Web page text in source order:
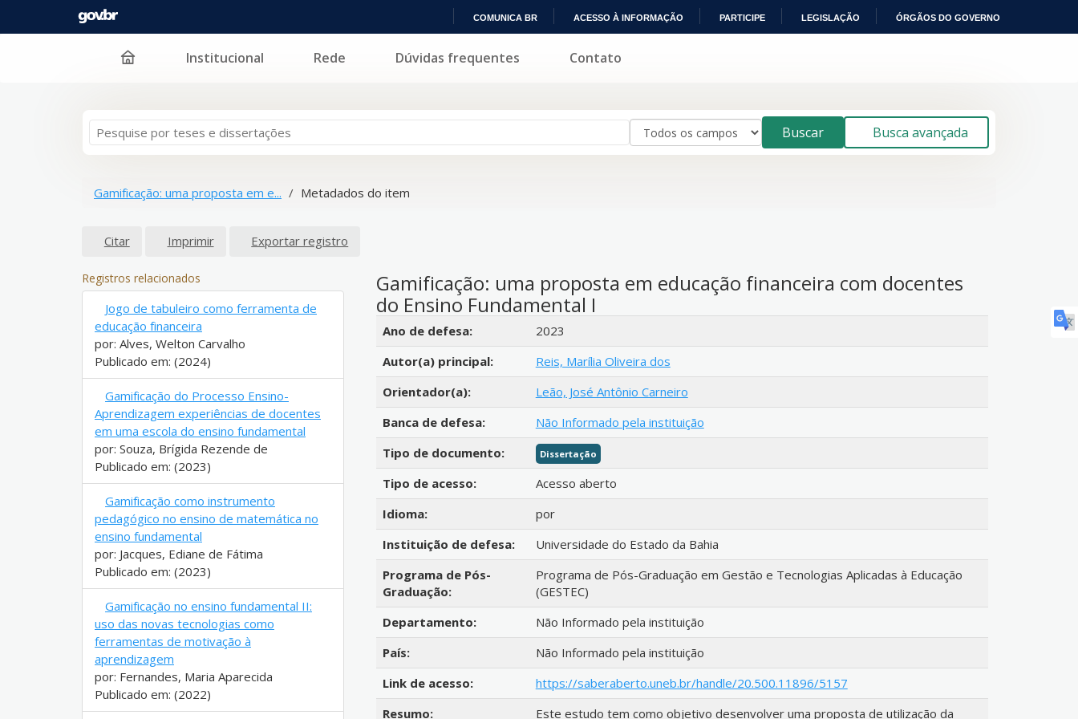
COMUNICA BR ACESSO À INFORMAÇÃO PARTICIPE LEGISLAÇÃO ÓRGÃOS DO GOVERNO
Pular para o conteúdo Institucional Rede Dúvidas frequentes Contato
Buscar Busca avançada
Gamificação: uma proposta em e... Metadados do item
Citar Imprimir Exportar registro
Gamificação: uma proposta em educação financeira com docentes
do Ensino Fundamental I
Detalhes bibliográficos
Ano de defesa:
2023
Autor(a) principal:
Reis, Marília Oliveira dos
Orientador(a):
Leão, José Antônio Carneiro
Banca de defesa:
Não Informado pela instituição
Tipo de documento:
Dissertação
Tipo de acesso:
Acesso aberto
Idioma:
por
Instituição de defesa:
Universidade do Estado da Bahia
Programa de Pós-
Graduação:
Programa de Pós-Graduação em Gestão e Tecnologias Aplicadas à Educação
(GESTEC)
Departamento:
Não Informado pela instituição
País:
Não Informado pela instituição
Link de acesso:
https://saberaberto.uneb.br/handle/20.500.11896/5157
Resumo:
Este estudo tem como objetivo desenvolver uma proposta de utilização da
Registros relacionados
Jogo de tabuleiro como ferramenta de
educação financeira
por: Alves, Welton Carvalho
Publicado em: (2024)
Gamificação do Processo Ensino-
Aprendizagem experiências de docentes
em uma escola do ensino fundamental
por: Souza, Brígida Rezende de
Publicado em: (2023)
Gamificação como instrumento
pedagógico no ensino de matemática no
ensino fundamental
por: Jacques, Ediane de Fátima
Publicado em: (2023)
Gamificação no ensino fundamental II:
uso das novas tecnologias como
ferramentas de motivação à
aprendizagem
por: Fernandes, Maria Aparecida
Publicado em: (2022)